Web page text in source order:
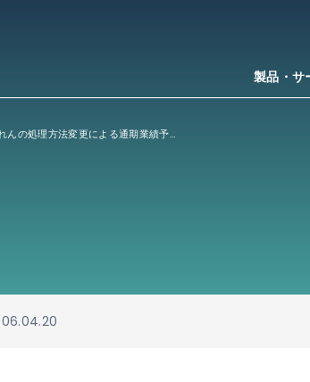
製品・サ
のれんの処理方法変更による通期業績予想の修正に関するお知らせ